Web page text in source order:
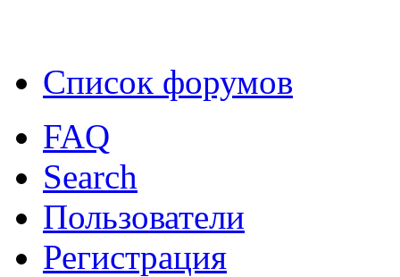
Список форумов
FAQ
Search
Пользователи
Регистрация